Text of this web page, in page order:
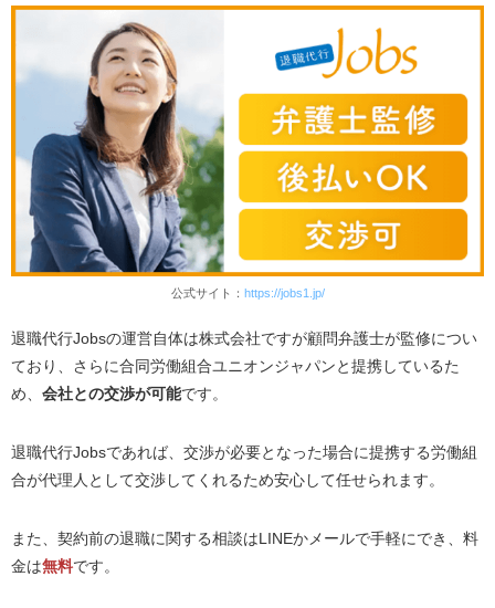
公式サイト： https://jobs1.jp/
退職代行Jobsの運営自体は株式会社ですが顧問弁護士が監修につい
ており、さらに合同労働組合ユニオンジャパンと提携しているた
め、 会社との交渉が可能です。
退職代行Jobsであれば、交渉が必要となった場合に提携する労働組
合が代理人として交渉してくれるため安心して任せられます。
また、契約前の退職に関する相談はLINEかメールで手軽にでき、料
金は無料です。